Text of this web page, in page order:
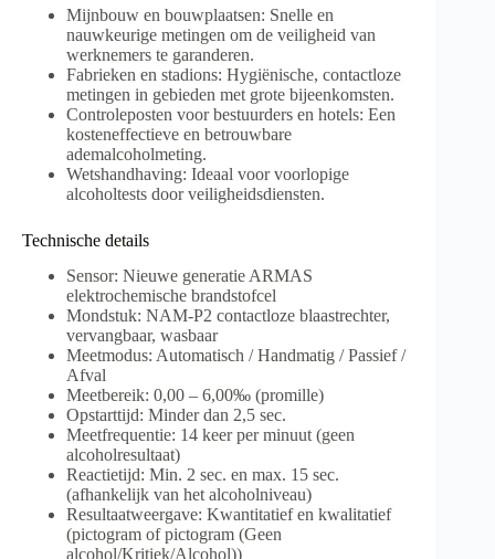
Mijnbouw en bouwplaatsen: Snelle en
nauwkeurige metingen om de veiligheid van
werknemers te garanderen.
Fabrieken en stadions: Hygiënische, contactloze
metingen in gebieden met grote bijeenkomsten.
Controleposten voor bestuurders en hotels: Een
kosteneffectieve en betrouwbare
ademalcoholmeting.
Wetshandhaving: Ideaal voor voorlopige
alcoholtests door veiligheidsdiensten.
Technische details
Sensor: Nieuwe generatie ARMAS
elektrochemische brandstofcel
Mondstuk: NAM-P2 contactloze blaastrechter,
vervangbaar, wasbaar
Meetmodus: Automatisch / Handmatig / Passief /
Afval
Meetbereik: 0,00 – 6,00‰ (promille)
Opstarttijd: Minder dan 2,5 sec.
Meetfrequentie: 14 keer per minuut (geen
alcoholresultaat)
Reactietijd: Min. 2 sec. en max. 15 sec.
(afhankelijk van het alcoholniveau)
Resultaatweergave: Kwantitatief en kwalitatief
(pictogram of pictogram (Geen
alcohol/Kritiek/Alcohol))